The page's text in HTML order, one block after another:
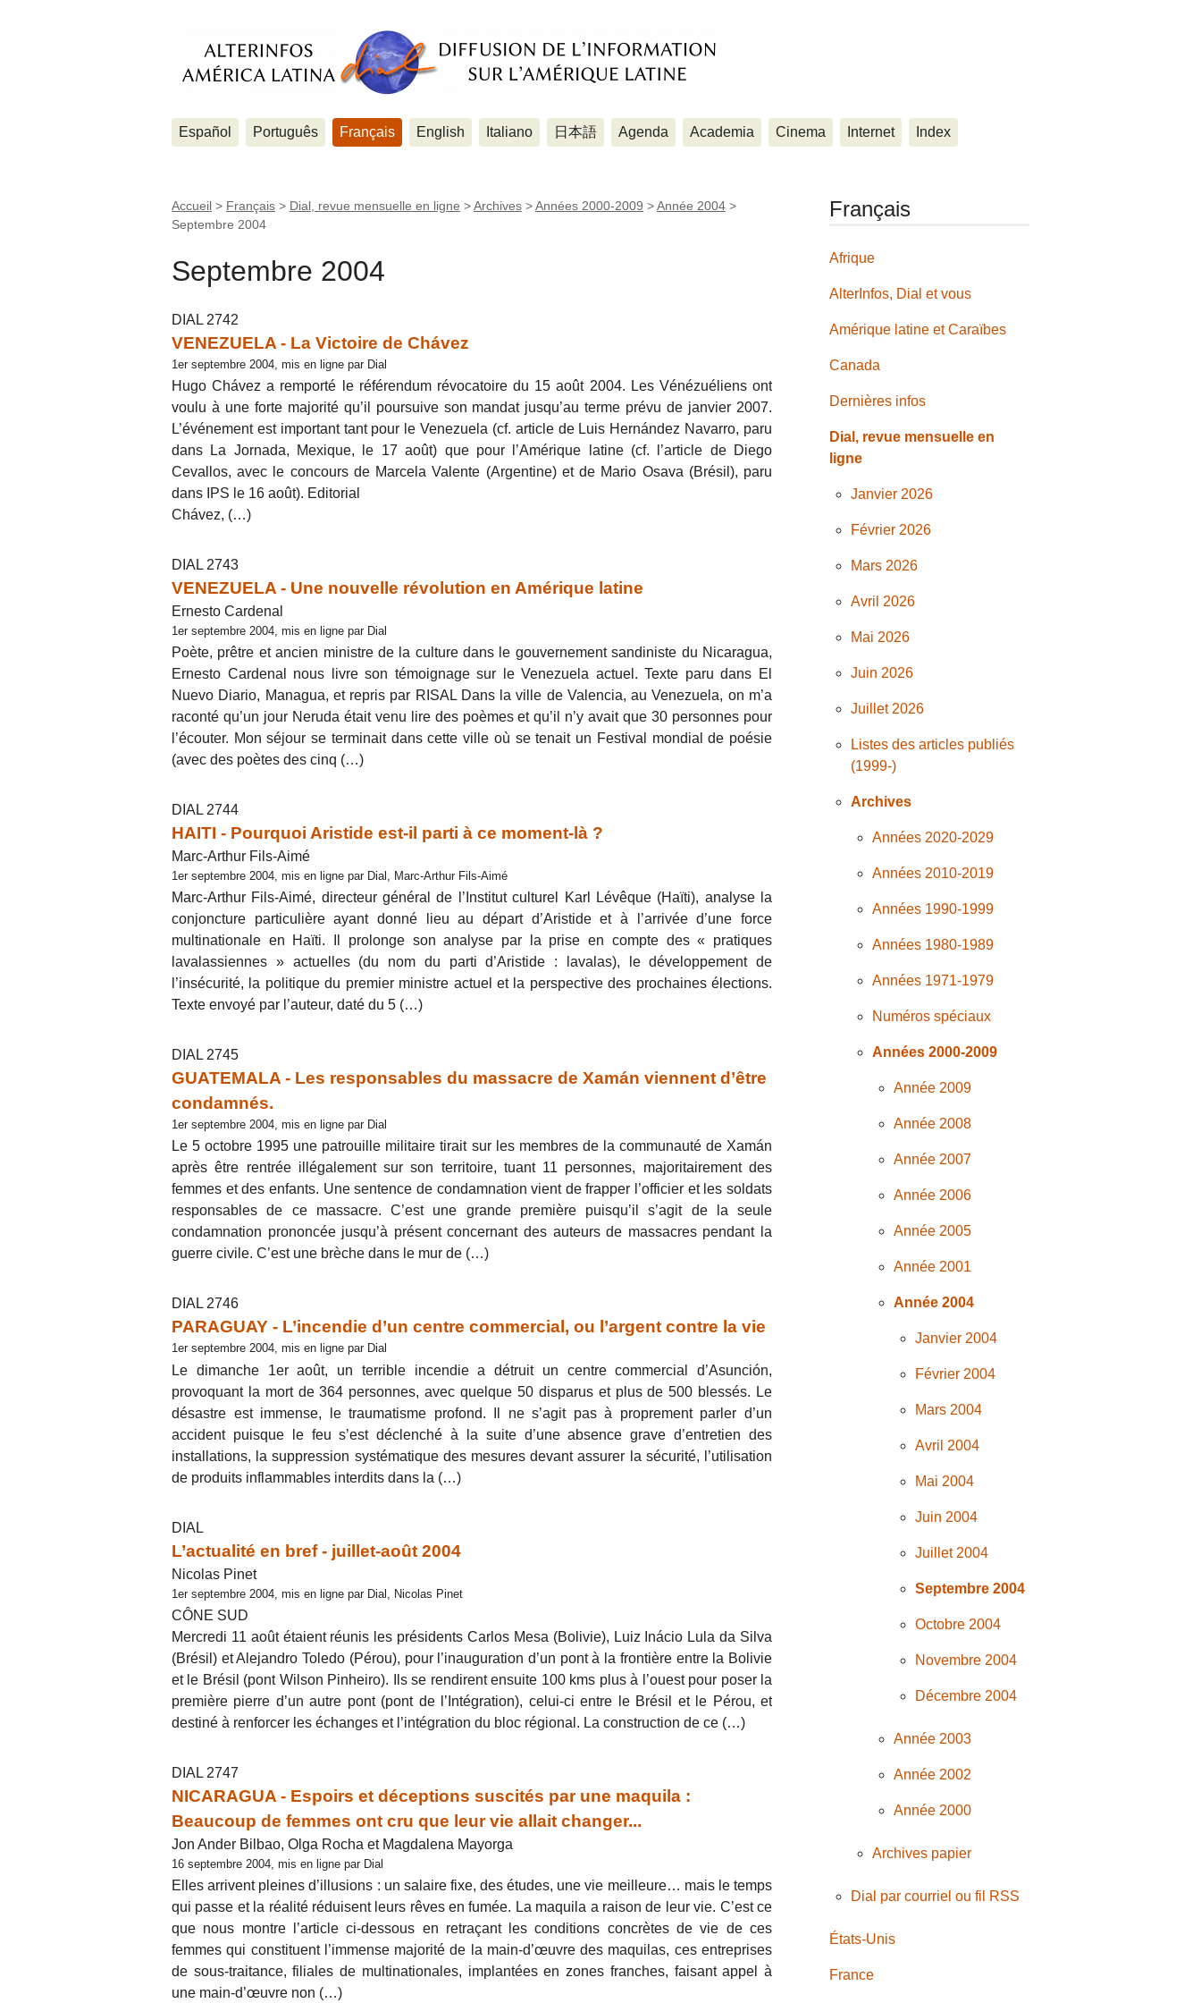
Español Português Français English Italiano 日本語 Agenda Academia Cinema Internet Index
Accueil > Français > Dial, revue mensuelle en ligne >Archives >Années 2000-2009 >Année 2004 >
Septembre 2004
Septembre 2004
DIAL 2742
VENEZUELA - La Victoire de Chávez
1er septembre 2004, mis en ligne par Dial
Hugo Chávez a remporté le référendum révocatoire du 15 août 2004. Les Vénézuéliens ont
voulu à une forte majorité qu’il poursuive son mandat jusqu’au terme prévu de janvier 2007.
L’événement est important tant pour le Venezuela (cf. article de Luis Hernández Navarro, paru
dans La Jornada, Mexique, le 17 août) que pour l’Amérique latine (cf. l’article de Diego
Cevallos, avec le concours de Marcela Valente (Argentine) et de Mario Osava (Brésil), paru
dans IPS le 16 août). Editorial
Chávez, (…)
DIAL 2743
VENEZUELA - Une nouvelle révolution en Amérique latine
Ernesto Cardenal
1er septembre 2004, mis en ligne par Dial
Poète, prêtre et ancien ministre de la culture dans le gouvernement sandiniste du Nicaragua,
Ernesto Cardenal nous livre son témoignage sur le Venezuela actuel. Texte paru dans El
Nuevo Diario, Managua, et repris par RISAL Dans la ville de Valencia, au Venezuela, on m’a
raconté qu’un jour Neruda était venu lire des poèmes et qu’il n’y avait que 30 personnes pour
l’écouter. Mon séjour se terminait dans cette ville où se tenait un Festival mondial de poésie
(avec des poètes des cinq (…)
DIAL 2744
HAITI - Pourquoi Aristide est-il parti à ce moment-là ?
Marc-Arthur Fils-Aimé
1er septembre 2004, mis en ligne par Dial, Marc-Arthur Fils-Aimé
Marc-Arthur Fils-Aimé, directeur général de l’Institut culturel Karl Lévêque (Haïti), analyse la
conjoncture particulière ayant donné lieu au départ d’Aristide et à l’arrivée d’une force
multinationale en Haïti. Il prolonge son analyse par la prise en compte des « pratiques
lavalassiennes » actuelles (du nom du parti d’Aristide : lavalas), le développement de
l’insécurité, la politique du premier ministre actuel et la perspective des prochaines élections.
Texte envoyé par l’auteur, daté du 5 (…)
DIAL 2745
GUATEMALA - Les responsables du massacre de Xamán viennent d’être
condamnés.
1er septembre 2004, mis en ligne par Dial
Le 5 octobre 1995 une patrouille militaire tirait sur les membres de la communauté de Xamán
après être rentrée illégalement sur son territoire, tuant 11 personnes, majoritairement des
femmes et des enfants. Une sentence de condamnation vient de frapper l’officier et les soldats
responsables de ce massacre. C’est une grande première puisqu’il s’agit de la seule
condamnation prononcée jusqu’à présent concernant des auteurs de massacres pendant la
guerre civile. C’est une brèche dans le mur de (…)
DIAL 2746
PARAGUAY - L’incendie d’un centre commercial, ou l’argent contre la vie
1er septembre 2004, mis en ligne par Dial
Le dimanche 1er août, un terrible incendie a détruit un centre commercial d’Asunción,
provoquant la mort de 364 personnes, avec quelque 50 disparus et plus de 500 blessés. Le
désastre est immense, le traumatisme profond. Il ne s’agit pas à proprement parler d’un
accident puisque le feu s’est déclenché à la suite d’une absence grave d’entretien des
installations, la suppression systématique des mesures devant assurer la sécurité, l’utilisation
de produits inflammables interdits dans la (…)
DIAL
L’actualité en bref - juillet-août 2004
Nicolas Pinet
1er septembre 2004, mis en ligne par Dial, Nicolas Pinet
CÔNE SUD
Mercredi 11 août étaient réunis les présidents Carlos Mesa (Bolivie), Luiz Inácio Lula da Silva
(Brésil) et Alejandro Toledo (Pérou), pour l’inauguration d’un pont à la frontière entre la Bolivie
et le Brésil (pont Wilson Pinheiro). Ils se rendirent ensuite 100 kms plus à l’ouest pour poser la
première pierre d’un autre pont (pont de l’Intégration), celui-ci entre le Brésil et le Pérou, et
destiné à renforcer les échanges et l’intégration du bloc régional. La construction de ce (…)
DIAL 2747
NICARAGUA - Espoirs et déceptions suscités par une maquila :
Beaucoup de femmes ont cru que leur vie allait changer...
Jon Ander Bilbao, Olga Rocha et Magdalena Mayorga
16 septembre 2004, mis en ligne par Dial
Elles arrivent pleines d’illusions : un salaire fixe, des études, une vie meilleure… mais le temps
qui passe et la réalité réduisent leurs rêves en fumée. La maquila a raison de leur vie. C’est ce
que nous montre l’article ci-dessous en retraçant les conditions concrètes de vie de ces
femmes qui constituent l’immense majorité de la main-d’œuvre des maquilas, ces entreprises
de sous-traitance, filiales de multinationales, implantées en zones franches, faisant appel à
une main-d’œuvre non (…)
Français
Afrique
AlterInfos, Dial et vous
Amérique latine et Caraïbes
Canada
Dernières infos
Dial, revue mensuelle en
ligne
Janvier 2026
Février 2026
Mars 2026
Avril 2026
Mai 2026
Juin 2026
Juillet 2026
Listes des articles publiés
(1999-)
Archives
Années 2020-2029
Années 2010-2019
Années 1990-1999
Années 1980-1989
Années 1971-1979
Numéros spéciaux
Années 2000-2009
Année 2009
Année 2008
Année 2007
Année 2006
Année 2005
Année 2001
Année 2004
Janvier 2004
Février 2004
Mars 2004
Avril 2004
Mai 2004
Juin 2004
Juillet 2004
Septembre 2004
Octobre 2004
Novembre 2004
Décembre 2004
Année 2003
Année 2002
Année 2000
Archives papier
Dial par courriel ou fil RSS
États-Unis
France